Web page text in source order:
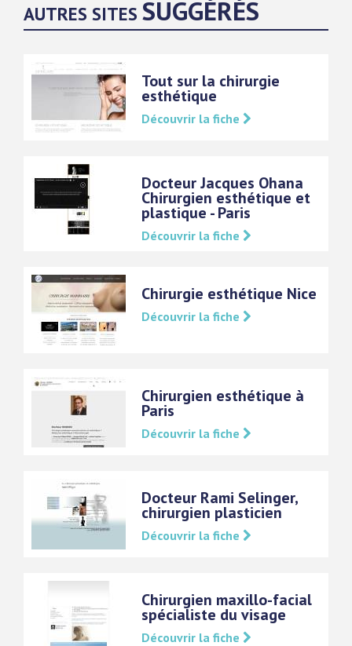
AUTRES SITES SUGGÉRÉS
Tout sur la chirurgie
esthétique
Découvrir la fiche
Docteur Jacques Ohana
Chirurgien esthétique et
plastique - Paris
Découvrir la fiche
Chirurgie esthétique Nice
Découvrir la fiche
Chirurgien esthétique à
Paris
Découvrir la fiche
Docteur Rami Selinger,
chirurgien plasticien
Découvrir la fiche
Chirurgien maxillo-facial
spécialiste du visage
Découvrir la fiche